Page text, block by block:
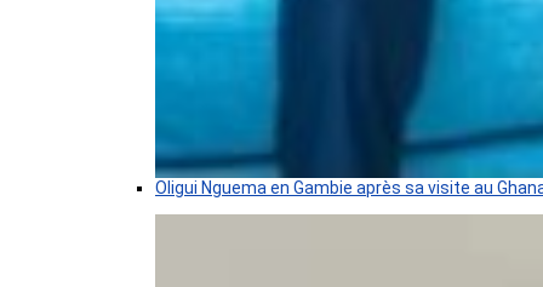
Oligui Nguema en Gambie après sa visite au